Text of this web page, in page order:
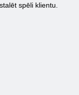
spēli klientu.